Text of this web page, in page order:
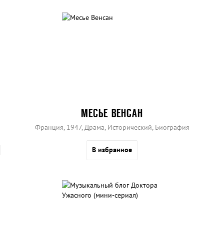
МЕСЬЕ ВЕНСАН
Франция, 1947, Драма, Исторический, Биография
В избранное